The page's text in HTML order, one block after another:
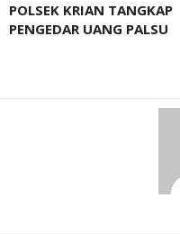
POLSEK KRIAN TANGKAP
PENGEDAR UANG PALSU